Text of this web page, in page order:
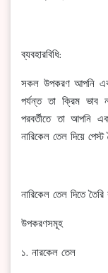
ব্যবহারবিধি:
সকল উপকরণ আপনি
পর্যন্ত তা ক্রিম ভাব
পরবর্তীতে তা আপনি
নারিকেল তেল দিয়ে
নারিকেল তেল দিতে
উপকরণসমূহ
১. নারকেল তেল